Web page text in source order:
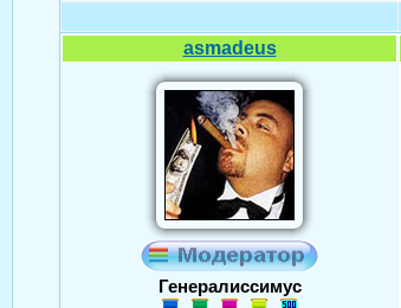
asmadeus
Генералиссимус